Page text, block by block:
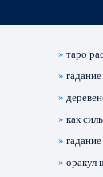
»таро
»
»
»как
»
»оракул